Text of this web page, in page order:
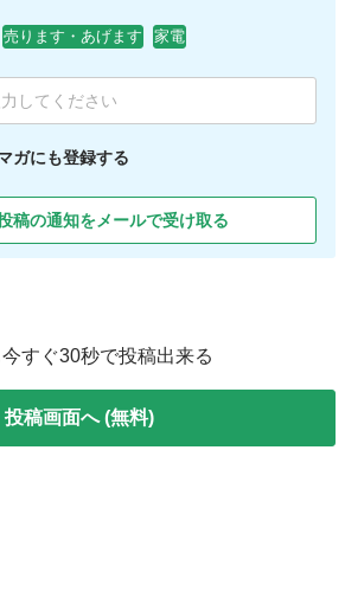
売ります・あげます 家電
ガにも登録する
稿の通知をメールで受け取る
すぐ30秒で投稿出来る
投稿画面へ (無料)